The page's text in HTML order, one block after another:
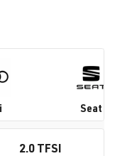
Seat
2.0 TFSI